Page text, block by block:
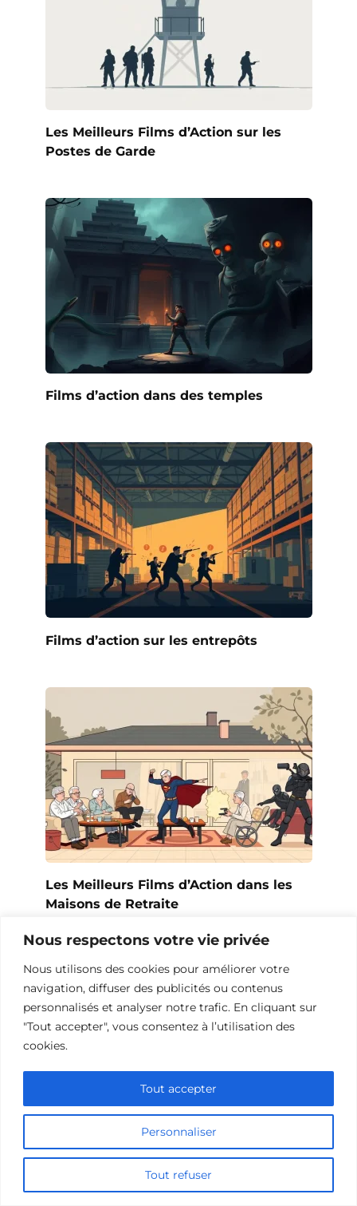
Nous respectons votre vie privée
Nous utilisons des cookies pour améliorer votre
navigation, diffuser des publicités ou contenus
personnalisés et analyser notre trafic. En cliquant sur
"Tout accepter", vous consentez à l’utilisation des
cookies.
Personnaliser
Tout refuser
Tout accepter
Les Meilleurs Films d’Action sur les
Postes de Garde
Films d’action dans des temples
Films d’action sur les entrepôts
Les Meilleurs Films d’Action dans les
Maisons de Retraite
Films d’action sur le Goulag